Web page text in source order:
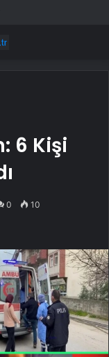
6 Kişi
0 10